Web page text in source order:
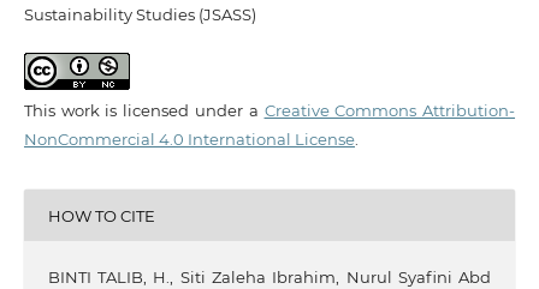
Sustainability Studies (JSASS)
This work is licensed under a Creative Commons Attribution-
NonCommercial 4.0 International License.
HOW TO CITE
BINTI TALIB, H., Siti Zaleha Ibrahim, Nurul Syafini Abd